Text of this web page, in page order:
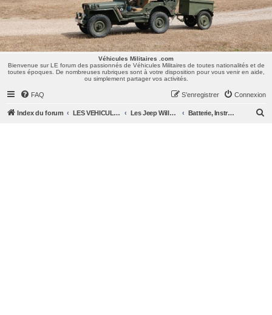
Véhicules Militaires .com
Bienvenue sur LE forum des passionnés de Véhicules Militaires de toutes nationalités et de
toutes époques. De nombreuses rubriques sont à votre disposition pour vous venir en aide,
ou simplement partager vos activités.
FAQ Connexion
S’enregistrer
Index du forum LES VEHICULES MILITAIRES Les Jeep Willys MB, Ford GPW, Hotchkiss M201, CJ/M38/MUTT, ... Batterie, Instruments, Eclairage